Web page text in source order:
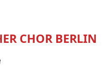
CHOR BERLIN